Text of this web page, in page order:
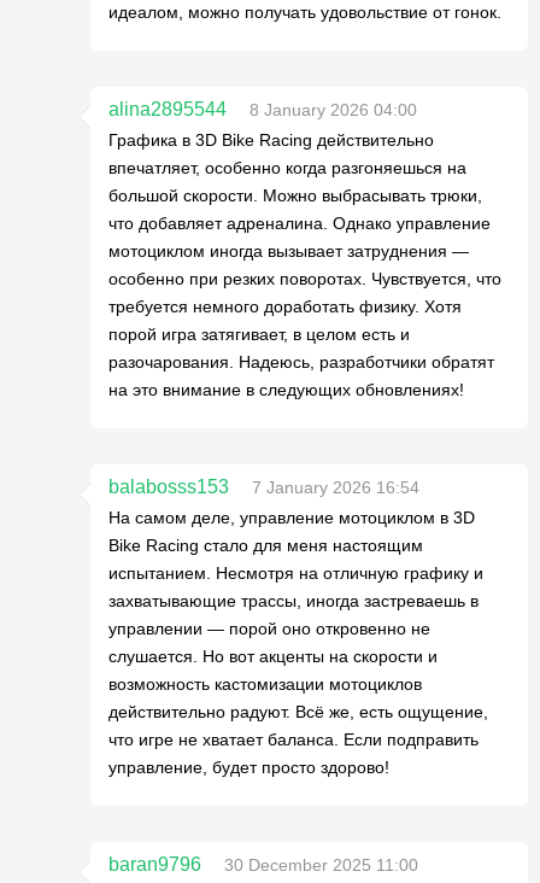
идеалом, можно получать удовольствие от гонок.
alina2895544
8 January 2026 04:00
Графика в 3D Bike Racing действительно
впечатляет, особенно когда разгоняешься на
большой скорости. Можно выбрасывать трюки,
что добавляет адреналина. Однако управление
мотоциклом иногда вызывает затруднения —
особенно при резких поворотах. Чувствуется, что
требуется немного доработать физику. Хотя
порой игра затягивает, в целом есть и
разочарования. Надеюсь, разработчики обратят
на это внимание в следующих обновлениях!
balabosss153
7 January 2026 16:54
На самом деле, управление мотоциклом в 3D
Bike Racing стало для меня настоящим
испытанием. Несмотря на отличную графику и
захватывающие трассы, иногда застреваешь в
управлении — порой оно откровенно не
слушается. Но вот акценты на скорости и
возможность кастомизации мотоциклов
действительно радуют. Всё же, есть ощущение,
что игре не хватает баланса. Если подправить
управление, будет просто здорово!
baran9796
30 December 2025 11:00